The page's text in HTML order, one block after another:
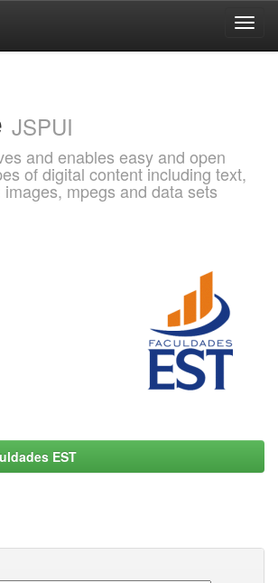
JSPUI
and enables easy and open
of digital content including text,
mpegs and data sets
EST